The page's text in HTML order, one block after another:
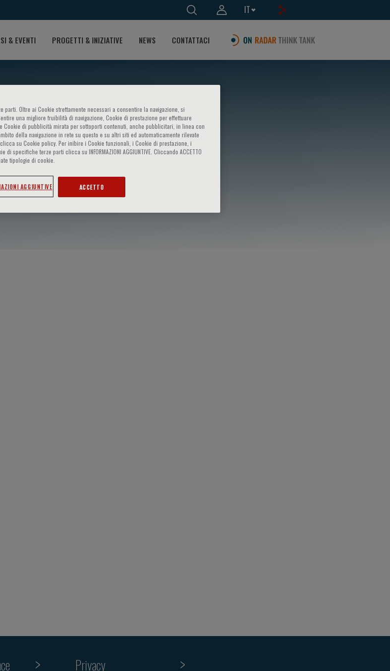
IT
& EVENTI PROGETTI & INIZIATIVE NEWS CONTATTACI
Privacy
parti. Oltre ai Cookie strettamente necessari a consentire la navigazione, si
una migliore fruibilità di navigazione, Cookie di prestazione per effettuare
Cookie di pubblicità mirata per sottoporti contenuti, anche pubblicitari, in linea con
della navigazione in rete su questo e su altri siti ed automaticamente rilevate
su Cookie policy. Per inibire i Cookie funzionali, i Cookie di prestazione, i
specifiche terze parti clicca su INFORMAZIONI AGGIUNTIVE. Cliccando ACCETTO
tipologie di cookie.
AGGIUNTIVE ACCETTO